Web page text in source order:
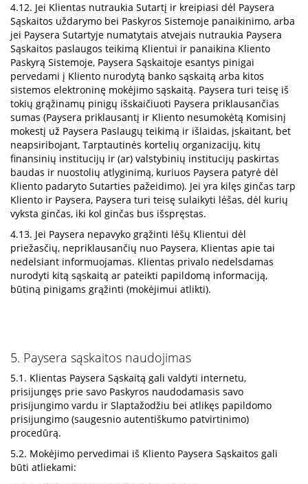
4.12. Jei Klientas nutraukia Sutartį ir kreipiasi dėl Paysera
Sąskaitos uždarymo bei Paskyros Sistemoje panaikinimo, arba
jei Paysera Sutartyje numatytais atvejais nutraukia Paysera
Sąskaitos paslaugos teikimą Klientui ir panaikina Kliento
Paskyrą Sistemoje, Paysera Sąskaitoje esantys pinigai
pervedami į Kliento nurodytą banko sąskaitą arba kitos
sistemos elektroninę mokėjimo sąskaitą. Paysera turi teisę iš
tokių grąžinamų pinigų išskaičiuoti Paysera priklausančias
sumas (Paysera priklausantį ir Kliento nesumokėtą Komisinį
mokestį už Paysera Paslaugų teikimą ir išlaidas, įskaitant, bet
neapsiribojant, Tarptautinės kortelių organizacijų, kitų
finansinių institucijų ir (ar) valstybinių institucijų paskirtas
baudas ir nuostolių atlyginimą, kuriuos Paysera patyrė dėl
Kliento padaryto Sutarties pažeidimo). Jei yra kilęs ginčas tarp
Kliento ir Paysera, Paysera turi teisę sulaikyti lėšas, dėl kurių
vyksta ginčas, iki kol ginčas bus išspręstas.
4.13. Jei Paysera nepavyko grąžinti lėšų Klientui dėl
priežasčių, nepriklausančių nuo Paysera, Klientas apie tai
nedelsiant informuojamas. Klientas privalo nedelsdamas
nurodyti kitą sąskaitą ar pateikti papildomą informaciją,
būtiną pinigams grąžinti (mokėjimui atlikti).
5. Paysera sąskaitos naudojimas
5.1. Klientas Paysera Sąskaitą gali valdyti internetu,
prisijungęs prie savo Paskyros naudodamasis savo
prisijungimo vardu ir Slaptažodžiu bei atlikęs papildomo
prisijungimo (saugesnio autentiškumo patvirtinimo)
procedūrą.
5.2. Mokėjimo pervedimai iš Kliento Paysera Sąskaitos gali
būti atliekami: